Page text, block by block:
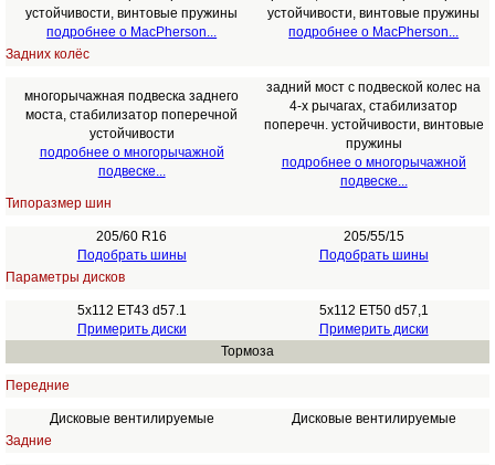
устойчивости, винтовые пружины
подробнее о MacPherson...
устойчивости, винтовые пружины
подробнее о MacPherson...
Задних колёс
многорычажная подвеска заднего
моста, стабилизатор поперечной
устойчивости
подробнее о многорычажной
подвеске...
задний мост с подвеской колес на
4-х рычагах, стабилизатор
поперечн. устойчивости, винтовые
пружины
подробнее о многорычажной
подвеске...
Типоразмер шин
205/60 R16
Подобрать шины
205/55/15
Подобрать шины
Параметры дисков
5x112 ET43 d57.1
Примерить диски
5x112 ET50 d57,1
Примерить диски
Тормоза
Передние
Дисковые вентилируемые
Дисковые вентилируемые
Задние